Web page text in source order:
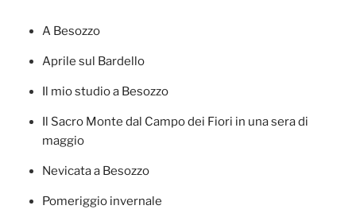
A Besozzo
Aprile sul Bardello
Il mio studio a Besozzo
Il Sacro Monte dal Campo dei Fiori in una sera di
maggio
Nevicata a Besozzo
Pomeriggio invernale